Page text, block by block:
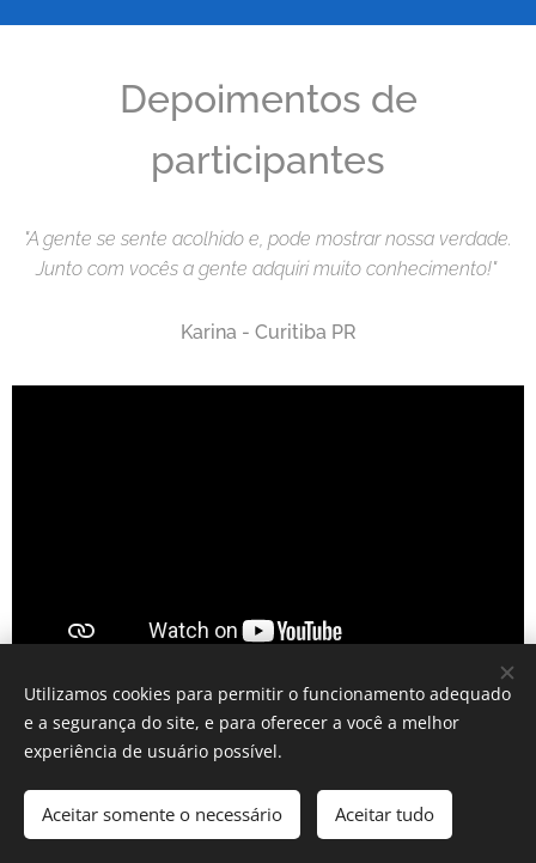
Depoimentos de
participantes
"A gente se sente acolhido e, pode mostrar nossa verdade.
Junto com vocês a gente adquiri muito conhecimento!"
Karina - Curitiba PR
"Minha criança se tornou corajosa! Assim, sem palavras..."
Rosi
Utilizamos cookies para permitir o funcionamento adequado
e a segurança do site, e para oferecer a você a melhor
experiência de usuário possível.
Aceitar somente o necessário Aceitar tudo